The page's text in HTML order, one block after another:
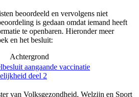
beoordeeld en vervolgens niet
is gedaan omdat iemand heeft
te openbaren. Hieronder meer
en het besluit:
Achtergrond
aangaande vaccinatie
deel 2
van Volksgezondheid, Welzijn en Sport